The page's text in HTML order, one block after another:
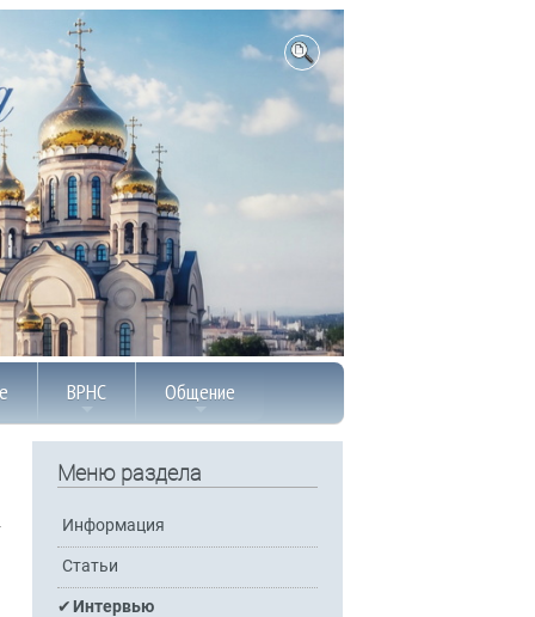
ВРНС Общение
Меню раздела
Информация
Статьи
Интервью